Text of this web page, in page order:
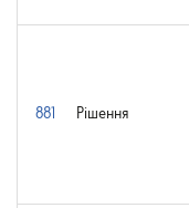
881 Рішення